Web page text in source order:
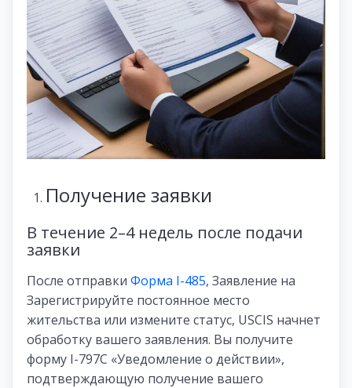
Получение заявки
В течение 2–4 недель после подачи
заявки
После отправки Форма I-485, Заявление на
Зарегистрируйте постоянное место
жительства или измените статус, USCIS начнет
обработку вашего заявления. Вы получите
форму I-797C «Уведомление о действии»,
подтверждающую получение вашего